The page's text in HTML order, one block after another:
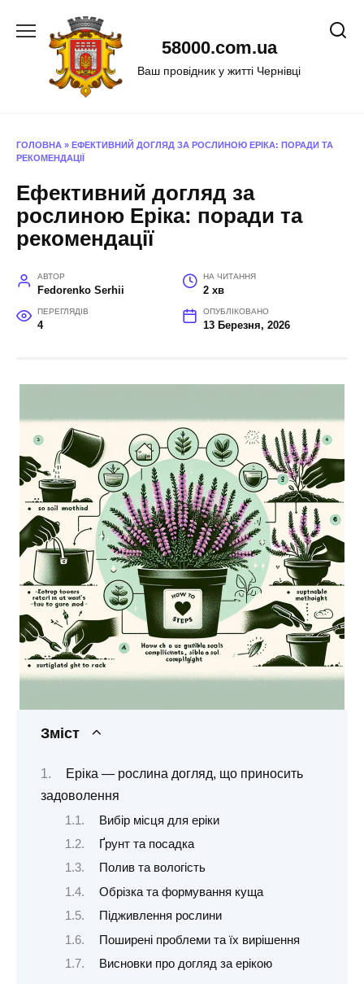
58000.com.ua
Ваш провідник у житті Чернівці
ГОЛОВНА » ЕФЕКТИВНИЙ ДОГЛЯД ЗА РОСЛИНОЮ ЕРІКА: ПОРАДИ ТА
РЕКОМЕНДАЦІЇ
Ефективний догляд за
рослиною Еріка: поради та
рекомендації
АВТОР
Fedorenko Serhii
НА ЧИТАННЯ
2 хв
ПЕРЕГЛЯДІВ
4
ОПУБЛІКОВАНО
13 Березня, 2026
Зміст
Еріка — рослина догляд, що приносить
задоволення
Вибір місця для еріки
Ґрунт та посадка
Полив та вологість
Обрізка та формування куща
Підживлення рослини
Поширені проблеми та їх вирішення
Висновки про догляд за ерікою